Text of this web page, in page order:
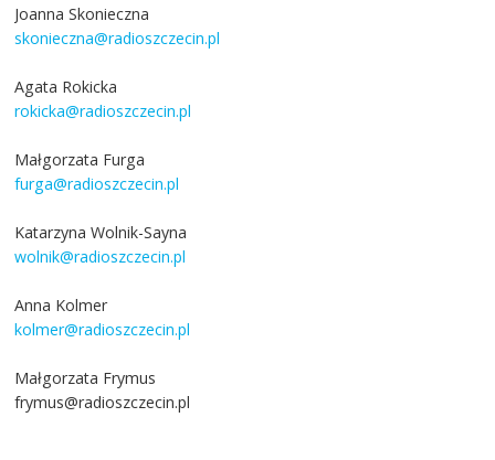
Joanna Skonieczna
skonieczna@radioszczecin.pl
Agata Rokicka
rokicka@radioszczecin.pl
Małgorzata Furga
furga@radioszczecin.pl
Katarzyna Wolnik-Sayna
wolnik@radioszczecin.pl
Anna Kolmer
kolmer@radioszczecin.pl
Małgorzata Frymus
frymus@radioszczecin.pl